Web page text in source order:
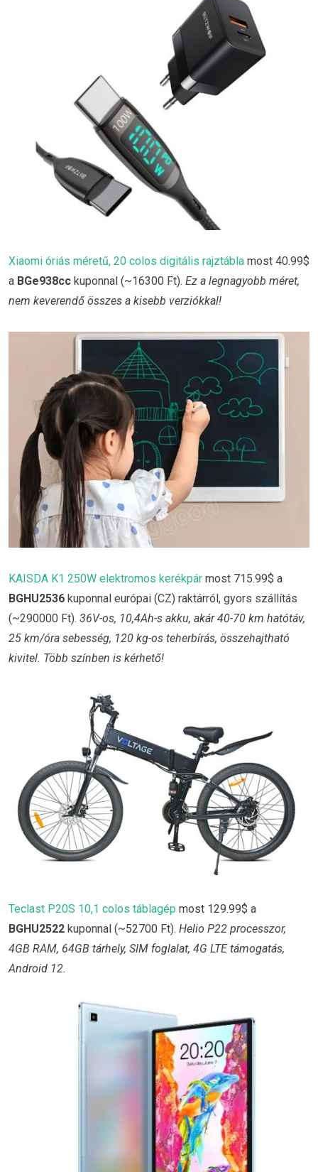
Xiaomi óriás méretű, 20 colos digitális rajztábla most 40.99$
a BGe938cc kuponnal (~16300 Ft). Ez a legnagyobb méret,
nem keverendő összes a kisebb verziókkal!
KAISDA K1 250W elektromos kerékpár most 715.99$ a
BGHU2536 kuponnal európai (CZ) raktárról, gyors szállítás
(~290000 Ft). 36V-os, 10,4Ah-s akku, akár 40-70 km hatótáv,
25 km/óra sebesség, 120 kg-os teherbírás, összehajtható
kivitel. Több színben is kérhető!
Teclast P20S 10,1 colos táblagép most 129.99$ a
BGHU2522 kuponnal (~52700 Ft). Helio P22 processzor,
4GB RAM, 64GB tárhely, SIM foglalat, 4G LTE támogatás,
Android 12.